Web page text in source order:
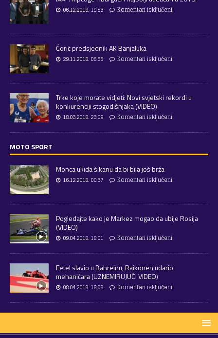
06.12.2018. 19:53 Komentari isključeni
Ćorić predsjednik AK Banjaluka
29.11.2018. 06:55 Komentari isključeni
Trke koje morate vidjeti: Novi svjetski rekordi u
konkurenciji stogodišnjaka (VIDEO)
18.03.2018. 23:09 Komentari isključeni
MOTO SPORT
Monca ukida šikanu da bi bila još brža
16.12.2018. 00:37 Komentari isključeni
Pogledajte kako je Markez mogao da ubije Rosija
(VIDEO)
09.04.2018. 18:01 Komentari isključeni
Fetel slavio u Bahreinu, Raikonen udario
mehaničara (UZNEMIRUJUĆI VIDEO)
08.04.2018. 18:08 Komentari isključeni